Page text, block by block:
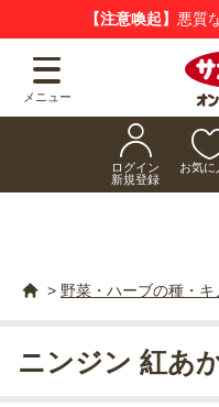
【注意喚起】 悪質
メニュー
ログイン
新規登録
お気に
> 野菜・ハーブの種・キ
ニンジン 紅あ